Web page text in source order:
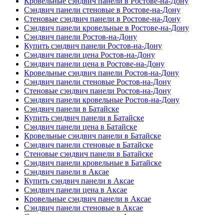
Сэндвич панели стеновые в Ростове-на-Дону
Стеновые сэндвич панели в Ростове-на-Дону
Сэндвич панели кровельные в Ростове-на-Дону
Сэндвич панели Ростов-на-Дону
Купить сэндвич панели Ростов-на-Дону
Сэндвич панели цена Ростов-на-Дону
Сэндвич панели цена в Ростове-на-Дону
Кровельные сэндвич панели Ростов-на-Дону
Сэндвич панели стеновые Ростов-на-Дону
Стеновые сэндвич панели Ростов-на-Дону
Сэндвич панели кровельные Ростов-на-Дону
Сэндвич панели в Батайске
Купить сэндвич панели в Батайске
Сэндвич панели цена в Батайске
Кровельные сэндвич панели в Батайске
Сэндвич панели стеновые в Батайске
Стеновые сэндвич панели в Батайске
Сэндвич панели кровельные в Батайске
Сэндвич панели в Аксае
Купить сэндвич панели в Аксае
Сэндвич панели цена в Аксае
Кровельные сэндвич панели в Аксае
Сэндвич панели стеновые в Аксае